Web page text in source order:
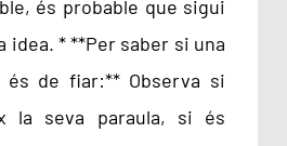
és probable que sigui
idea. * **Per saber si una
és de fiar:** Observa si
la seva paraula, si és